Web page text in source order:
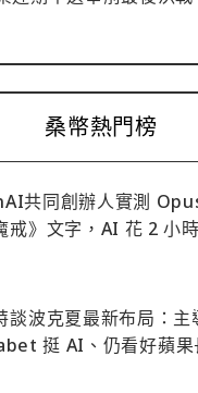
桑幣熱門榜
共同創辦人實測
戒》文字，AI 花 2 小
談波克夏最新布局：主
挺 AI、仍看好蘋果